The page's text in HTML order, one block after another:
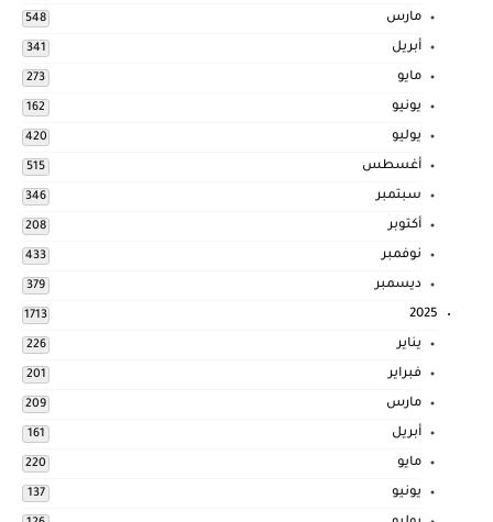
مارس 548
أبريل 341
مايو 273
يونيو 162
يوليو 420
أغسطس 515
سبتمبر 346
أكتوبر 208
نوفمبر 433
ديسمبر 379
2025
1713
يناير 226
فبراير 201
مارس 209
أبريل 161
مايو 220
يونيو 137